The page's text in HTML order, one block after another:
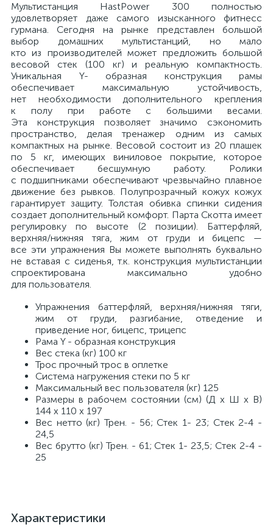
Мультистанция HastPower 300 полностью
удовлетворяет даже самого изысканного фитнесс
гурмана. Сегодня на рынке представлен большой
выбор домашних мультистанций, но мало
кто из производителей может предложить большой
весовой стек (100 кг) и реальную компактность.
Уникальная Y- образная конструкция рамы
обеспечивает максимальную устойчивость,
нет необходимости дополнительного крепления
к полу при работе с большими весами.
Эта конструкция позволяет значимо сэкономить
пространство, делая тренажер одним из самых
компактных на рынке. Весовой состоит из 20 плашек
по 5 кг, имеющих виниловое покрытие, которое
обеспечивает бесшумную работу. Ролики
с подшипниками обеспечивают чрезвычайно плавное
движение без рывков. Полупрозрачный кожух кожух
гарантирует защиту. Толстая обивка спинки сидения
создает дополнительный комфорт. Парта Скотта имеет
регулировку по высоте (2 позиции). Баттерфляй,
верхняя/нижняя тяга, жим от груди и бицепс —
все эти упражнения Вы можете выполнять буквально
не вставая с сиденья, т.к. конструкция мультистанции
спроектирована максимально удобно
для пользователя.
Упражнения баттерфляй, верхняя/нижняя тяги,
жим от груди, разгибание, отведение и
приведение ног, бицепс, трицепс
Рама Y - образная конструкция
Вес стека (кг) 100 кг
Трос прочный трос в оплетке
Система нагружения стеки по 5 кг
Максимальный вес пользователя (кг) 125
Размеры в рабочем состоянии (см) (Д х Ш х В)
144 х 110 х 197
Вес нетто (кг) Трен. - 56; Стек 1- 23; Стек 2-4 -
24,5
Вес брутто (кг) Трен. - 61; Стек 1- 23,5; Стек 2-4 -
25
Характеристики